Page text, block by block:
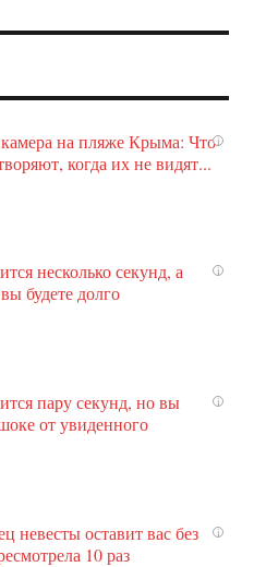
i
на пляже Крыма: Что
когда их не видят...
i
несколько секунд, а
будете долго
i
пару секунд, но вы
от увиденного
i
невесты оставит вас без
10 раз